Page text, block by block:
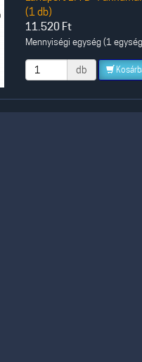
(1 db)
11.520 Ft
Mennyiségi egység (1
db